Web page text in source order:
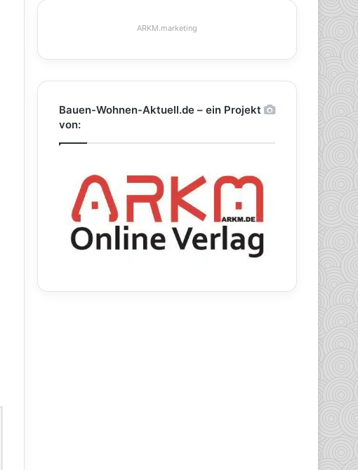
ARKM.marketing
Bauen-Wohnen-Aktuell.de – ein Projekt
von: